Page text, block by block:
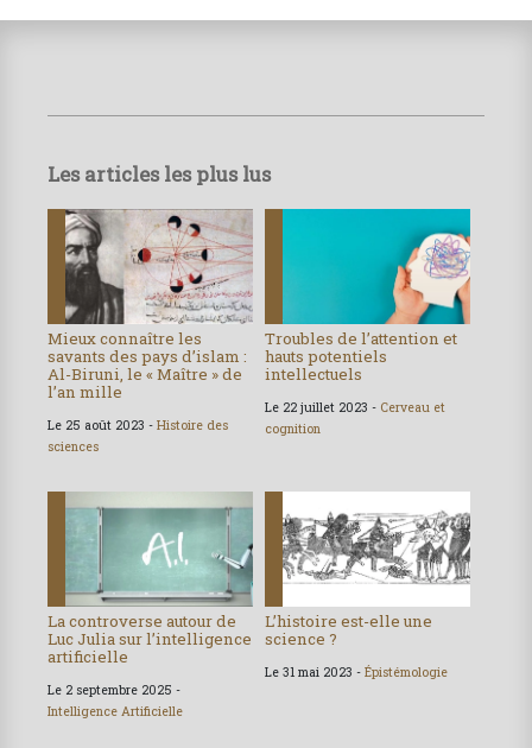
Les articles les plus lus
Mieux connaître les
savants des pays d’islam :
Al-Biruni, le « Maître » de
l’an mille
Le 25 août 2023 - Histoire des
sciences
Troubles de l’attention et
hauts potentiels
intellectuels
Le 22 juillet 2023 - Cerveau et
cognition
La controverse autour de
Luc Julia sur l’intelligence
artificielle
Le 2 septembre 2025 -
Intelligence Artificielle
L’histoire est-elle une
science ?
Le 31 mai 2023 - Épistémologie